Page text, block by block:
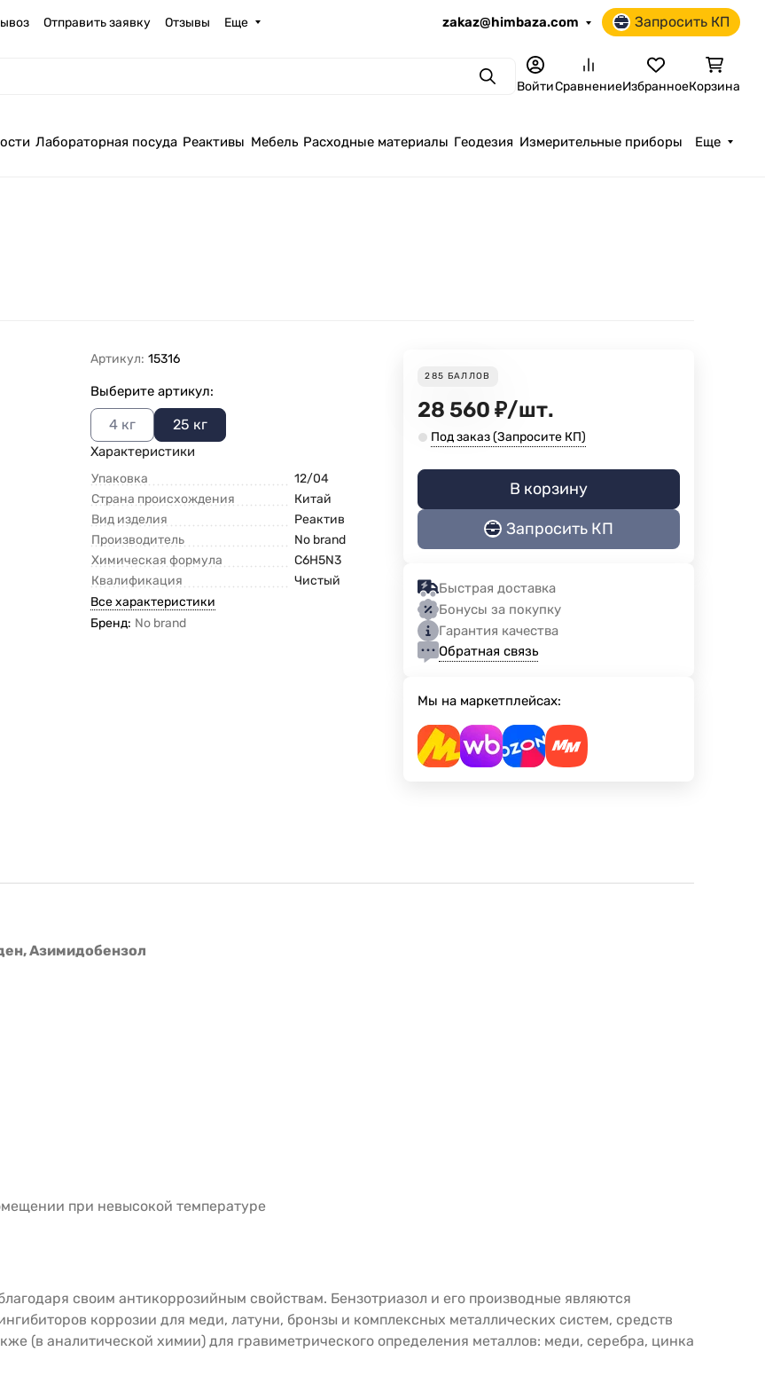
Отправить заявку Отзывы Еще zakaz@himbaza.com Запросить КП
ПоискВойтиСравнениеИзбранноеКорзина
Лабораторная посуда Реактивы Мебель Расходные материалы Геодезия Измерительные приборы Еще
Артикул: 15316
Выберите артикул:
4 кг 25 кг
Характеристики
Упаковка
12/04
Страна происхождения
Китай
Вид изделия
Реактив
Производитель
No brand
Химическая формула
C6H5N3
Квалификация
Чистый
Все характеристики
Бренд: No brand
285 БАЛЛОВ
28 560 ₽/шт.
Под заказ (Запросите КП)
В корзину
Запросить КП
Быстрая доставка
Бонусы за покупку
Гарантия качества
Обратная связь
Мы на маркетплейсах:
Азимидобензол
при невысокой температуре
своим антикоррозийным свойствам. Бензотриазол и его производные являются
коррозии для меди, латуни, бронзы и комплексных металлических систем, средств
(в аналитической химии) для гравиметрического определения металлов: меди, серебра, цинка